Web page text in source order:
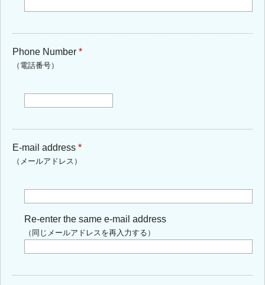
Phone Number *
（電話番号）
E-mail address *
（メールアドレス）
Re-enter the same e-mail address
（同じメールアドレスを再入力する）